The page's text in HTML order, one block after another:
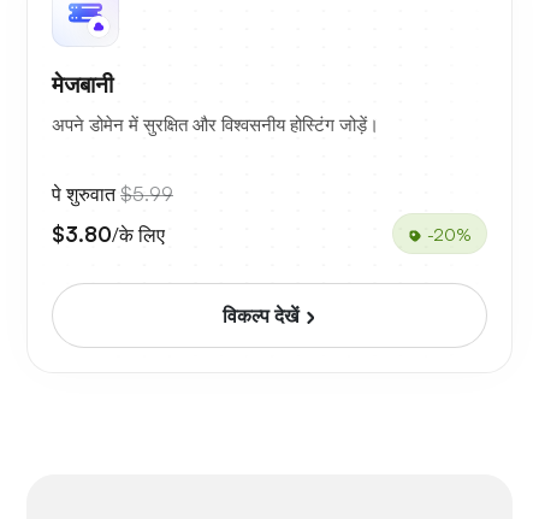
मेजबानी
अपने डोमेन में सुरक्षित और विश्वसनीय होस्टिंग जोड़ें।
पे शुरुवात$5.99
$3.80/के लिए -20%
विकल्प देखें